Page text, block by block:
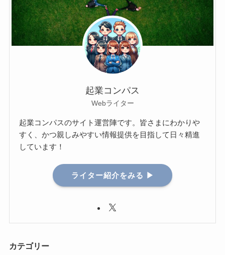
起業コンパス
Webライター
起業コンパスのサイト運営陣です。皆さまにわかりや
すく、かつ親しみやすい情報提供を目指して日々精進
しています！
ライター紹介をみる ▶
カテゴリー